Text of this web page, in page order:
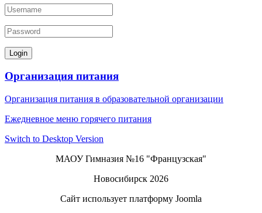
Организация питания
Организация питания в образовательной организации
Ежедневное меню горячего питания
Switch to Desktop Version
МАОУ Гимназия №16 "Французская"
Новосибирск 2026
Сайт использует платформу Joomla